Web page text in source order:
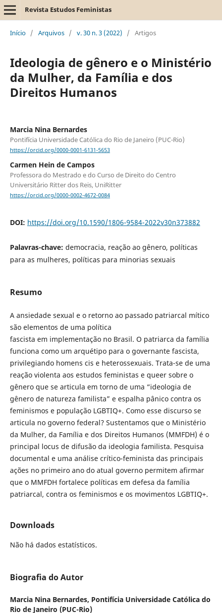
Revista Estudos Feministas
Início / Arquivos / v. 30 n. 3 (2022) / Artigos
Ideologia de gênero e o Ministério
da Mulher, da Família e dos
Direitos Humanos
Marcia Nina Bernardes
Pontifícia Universidade Católica do Rio de Janeiro (PUC-Rio)
https://orcid.org/0000-0001-6131-5653
Carmen Hein de Campos
Professora do Mestrado e do Curso de Direito do Centro
Universitário Ritter dos Reis, UniRitter
https://orcid.org/0000-0002-4672-0084
DOI: https://doi.org/10.1590/1806-9584-2022v30n373882
Palavras-chave: democracia, reação ao gênero, políticas
para as mulheres, políticas para minorias sexuais
Resumo
A ansiedade sexual e o retorno ao passado patriarcal mítico
são elementos de uma política
fascista em implementação no Brasil. O patriarca da família
funciona como um arquétipo para o governante fascista,
privilegiando homens cis e heterossexuais. Trata-se de uma
reação violenta aos estudos feministas e queer sobre o
gênero que se articula em torno de uma “ideologia de
gênero de natureza familista” e espalha pânico contra os
feminismos e população LGBTIQ+. Como esse discurso se
articula no governo federal? Sustentamos que o Ministério
da Mulher, da Família e dos Direitos Humanos (MMFDH) é o
principal locus de difusão da ideologia familista. Pesquisa
documental e uma análise crítico-feminista das principais
ações no primeiro ano do atual governo permitem afirmar
que o MMFDH fortalece políticas em defesa da família
patriarcal, contra os feminismos e os movimentos LGBTIQ+.
Downloads
Não há dados estatísticos.
Biografia do Autor
Marcia Nina Bernardes, Pontifícia Universidade Católica do
Rio de Janeiro (PUC-Rio)